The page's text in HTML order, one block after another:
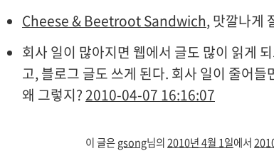
Cheese & Beetroot Sandwich, 맛깔나게
회사 일이 많아지면 웹에서 글도 많이 읽게
고, 블로그 글도 쓰게 된다. 회사 일이 줄어
왜 그렇지?2010-04-07 16:16:07
이 글은gsong님의2010년 4월 1일에서